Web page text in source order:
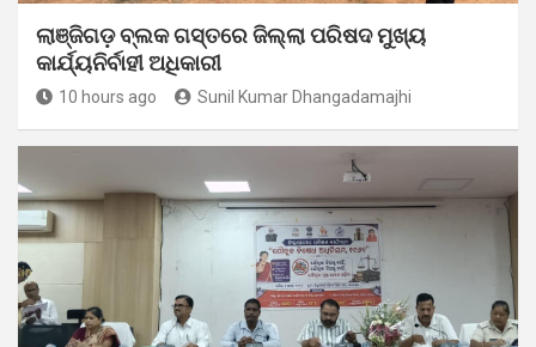
ଲାଞ୍ଜିଗଡ଼ ବ୍ଲକ ଗସ୍ତରେ ଜିଲ୍ଲା ପରିଷଦ ମୁଖ୍ୟ
କାର୍ଯ୍ୟନିର୍ବାହୀ ଅଧିକାରୀ
10 hours ago Sunil Kumar Dhangadamajhi